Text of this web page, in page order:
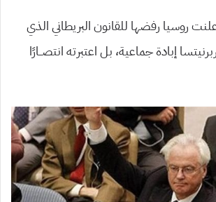
9 يوليو 2015 أعلنت روسيا رفضها للقانون البريطاني الذي
إبادة جماعية، بل اعتبرته انتصــارًا